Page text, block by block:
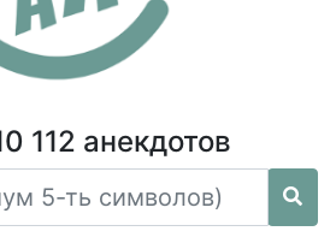
112 анекдотов